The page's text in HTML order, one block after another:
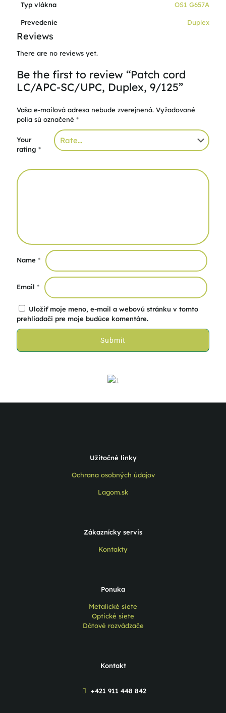
Typ vlákna OS1 G657A
Prevedenie Duplex
Reviews
There are no reviews yet.
Be the first to review “Patch cord
LC/APC-SC/UPC, Duplex, 9/125”
Vaša e-mailová adresa nebude zverejnená. Vyžadované
polia sú označené *
Your
rating *
Name *
Email *
Uložiť moje meno, e-mail a webovú stránku v tomto
prehliadači pre moje budúce komentáre.
Užitočné linky
Ochrana osobných údajov
Lagom.sk
Zákaznícky servis
Kontakty
Ponuka
Metalické siete
Optické siete
Dátové rozvádzače
Kontakt
+421 911 448 842